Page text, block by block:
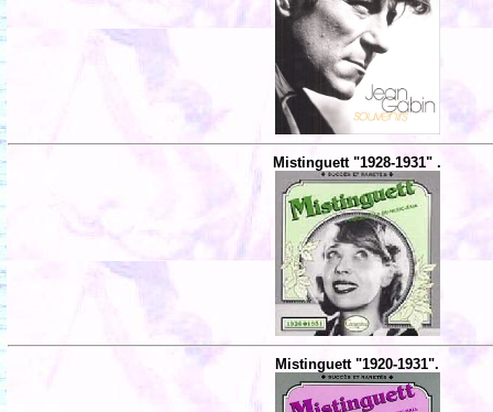
Mistinguett "1928-1931" .
Mistinguett "1920-1931".